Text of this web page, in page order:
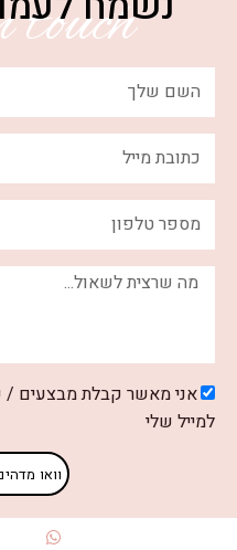
in
מבצעים / קופונים / מידע
וואו מדהים, גם אני רוצה!